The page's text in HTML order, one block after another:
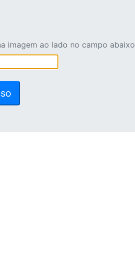
imagem ao lado no campo abaixo